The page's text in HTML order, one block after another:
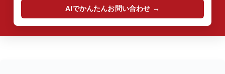
AIでかんたんお問い合わせ